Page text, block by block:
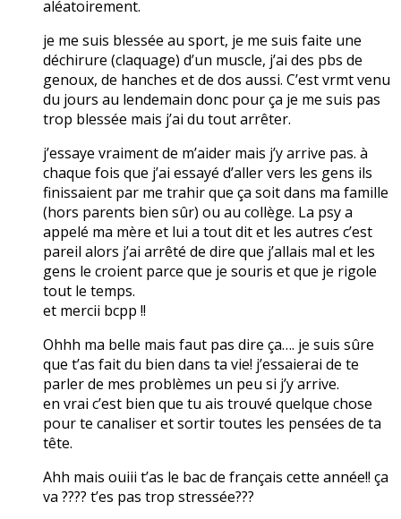
aléatoirement.
je me suis blessée au sport, je me suis faite une
déchirure (claquage) d’un muscle, j’ai des pbs de
genoux, de hanches et de dos aussi. C’est vrmt venu
du jours au lendemain donc pour ça je me suis pas
trop blessée mais j’ai du tout arrêter.
j’essaye vraiment de m’aider mais j’y arrive pas. à
chaque fois que j’ai essayé d’aller vers les gens ils
finissaient par me trahir que ça soit dans ma famille
(hors parents bien sûr) ou au collège. La psy a
appelé ma mère et lui a tout dit et les autres c’est
pareil alors j’ai arrêté de dire que j’allais mal et les
gens le croient parce que je souris et que je rigole
tout le temps.
et mercii bcpp !!
Ohhh ma belle mais faut pas dire ça…. je suis sûre
que t’as fait du bien dans ta vie! j’essaierai de te
parler de mes problèmes un peu si j’y arrive.
en vrai c’est bien que tu ais trouvé quelque chose
pour te canaliser et sortir toutes les pensées de ta
tête.
Ahh mais ouiii t’as le bac de français cette année!! ça
va ???? t’es pas trop stressée???